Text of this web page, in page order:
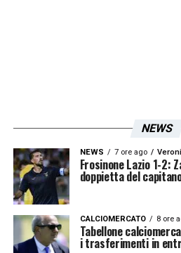
mister. Se Inzaghi lo
non sarei sorpreso».
Iscriviti gratis
NEWS
NEWS 7 ore ago
Frosinone Lazio 1-2:
doppietta del
CALCIOMERCATO 8 ore
Tabellone
i trasferimenti in